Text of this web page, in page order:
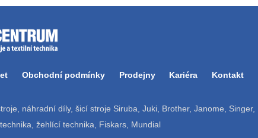
Obchodní podmínky Prodejny Kariéra Kontakt
náhradní díly, šicí stroje Siruba, Juki, Brother, Janome, Singer,
žehlící technika, Fiskars, Mundial